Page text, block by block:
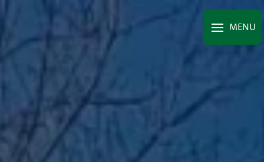
MENU
Panneau de gestion des cookies